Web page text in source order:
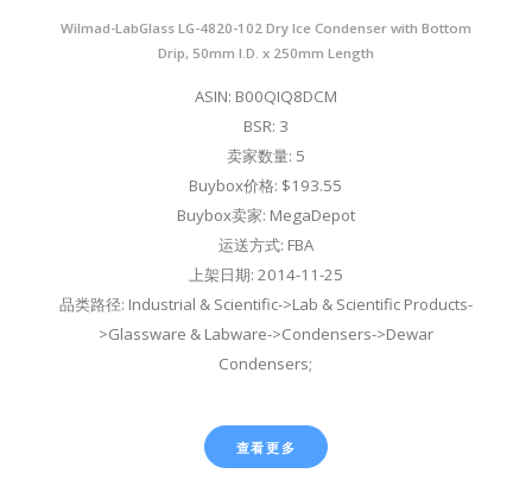
Wilmad-LabGlass LG-4820-102 Dry Ice Condenser with Bottom
Drip, 50mm I.D. x 250mm Length
ASIN: B00QIQ8DCM
BSR: 3
卖家数量: 5
Buybox价格: $193.55
Buybox卖家: MegaDepot
运送方式: FBA
上架日期: 2014-11-25
品类路径: Industrial & Scientific->Lab & Scientific Products-
>Glassware & Labware->Condensers->Dewar
Condensers;
查看更多